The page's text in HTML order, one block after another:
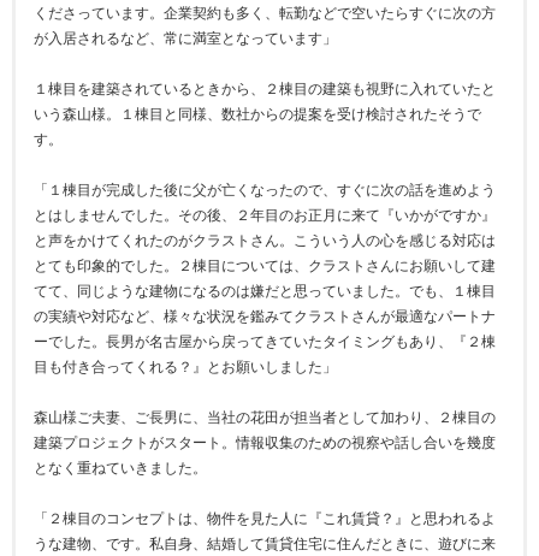
くださっています。企業契約も多く、転勤などで空いたらすぐに次の方
が入居されるなど、常に満室となっています」
１棟目を建築されているときから、２棟目の建築も視野に入れていたと
いう森山様。１棟目と同様、数社からの提案を受け検討されたそうで
す。
「１棟目が完成した後に父が亡くなったので、すぐに次の話を進めよう
とはしませんでした。その後、２年目のお正月に来て『いかがですか』
と声をかけてくれたのがクラストさん。こういう人の心を感じる対応は
とても印象的でした。２棟目については、クラストさんにお願いして建
てて、同じような建物になるのは嫌だと思っていました。でも、１棟目
の実績や対応など、様々な状況を鑑みてクラストさんが最適なパートナ
ーでした。長男が名古屋から戻ってきていたタイミングもあり、『２棟
目も付き合ってくれる？』とお願いしました」
森山様ご夫妻、ご長男に、当社の花田が担当者として加わり、２棟目の
建築プロジェクトがスタート。情報収集のための視察や話し合いを幾度
となく重ねていきました。
「２棟目のコンセプトは、物件を見た人に『これ賃貸？』と思われるよ
うな建物、です。私自身、結婚して賃貸住宅に住んだときに、遊びに来